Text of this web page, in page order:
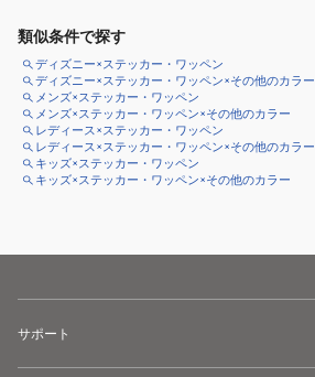
類似条件で探す
ディズニー×ステッカー・ワッペン
ディズニー×ステッカー・ワッペン×その他のカラー
メンズ×ステッカー・ワッペン
メンズ×ステッカー・ワッペン×その他のカラー
レディース×ステッカー・ワッペン
レディース×ステッカー・ワッペン×その他のカラー
キッズ×ステッカー・ワッペン
キッズ×ステッカー・ワッペン×その他のカラー
サポート